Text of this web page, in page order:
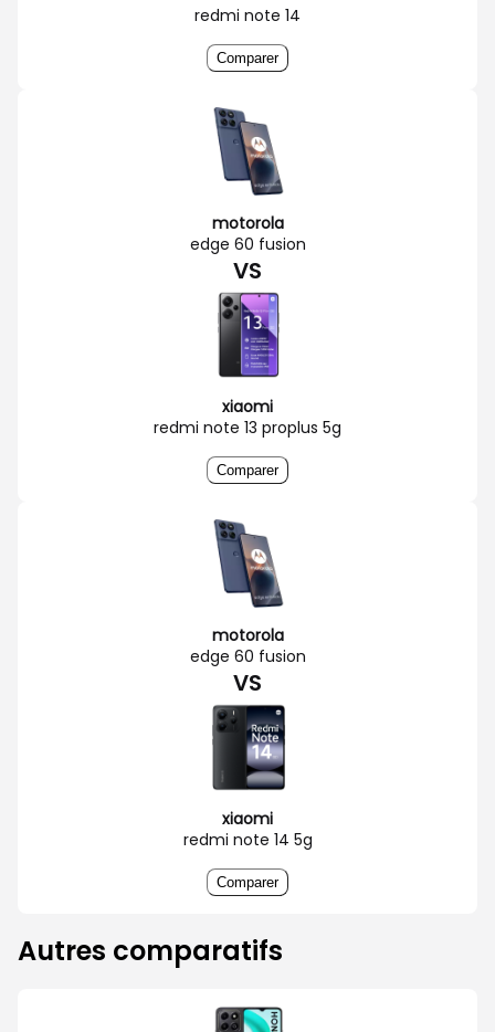
redmi note 14
Comparer
motorola
edge 60 fusion
VS
xiaomi
redmi note 13 proplus 5g
Comparer
motorola
edge 60 fusion
VS
xiaomi
redmi note 14 5g
Comparer
Autres comparatifs